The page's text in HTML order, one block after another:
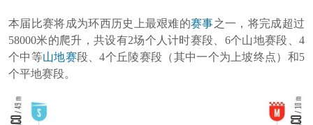
本届比赛将成为环西历史上最艰难的赛事之一，将完成超过
58000米的爬升，共设有2场个人计时赛段、6个山地赛段、4
个中等山地赛段、4个丘陵赛段（其中一个为上坡终点）和5
个平地赛段。